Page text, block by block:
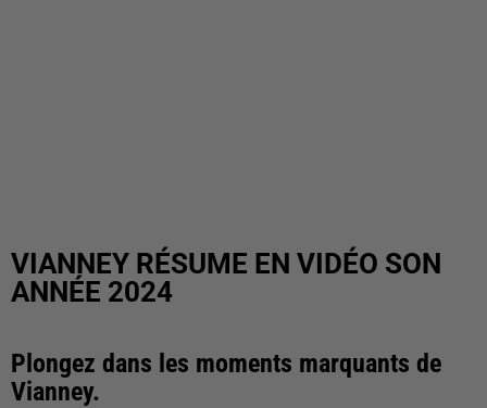
VIANNEY RÉSUME EN VIDÉO SON
ANNÉE 2024
Plongez dans les moments marquants de
Vianney.